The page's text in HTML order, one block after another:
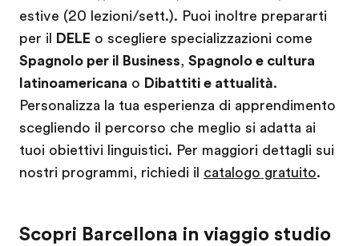
estive (20 lezioni/sett.). Puoi inoltre prepararti
per il
DELE o scegliere specializzazioni come
Spagnolo per il Business, Spagnolo e cultura
latinoamericana o Dibattiti e attualità.
Personalizza la tua esperienza di apprendimento
scegliendo il percorso che meglio si adatta ai
tuoi obiettivi linguistici. Per maggiori dettagli sui
nostri programmi, richiedi il catalogo gratuito.
Scopri Barcellona in viaggio studio